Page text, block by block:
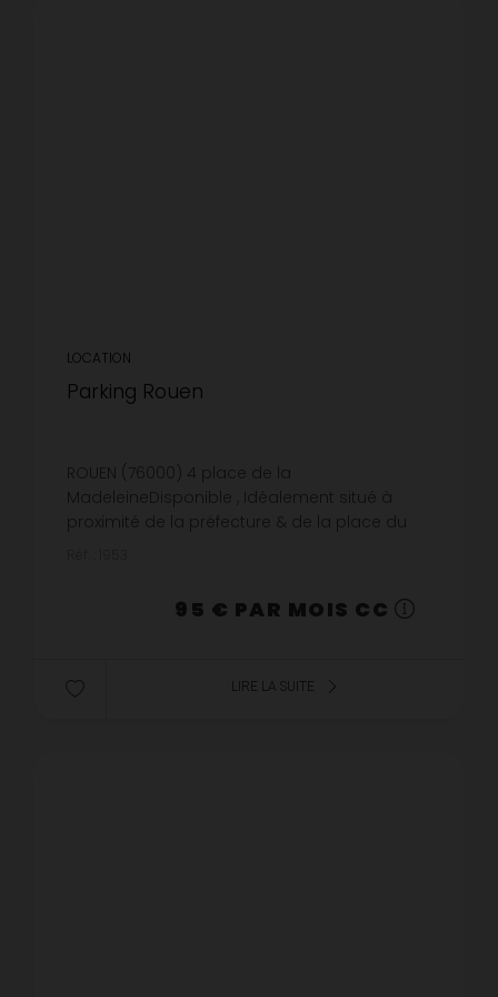
LOCATION
Parking Rouen
ROUEN (76000) 4 place de la
MadeleineDisponible , Idéalement situé à
proximité de la préfecture & de la place du
95 € PAR MOIS CC
LIRE LA SUITE